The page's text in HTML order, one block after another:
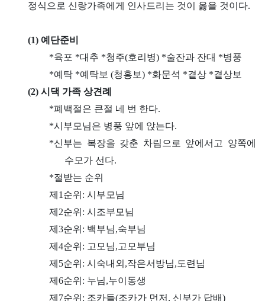
정식으로 신랑가족에게 인사드리는 것이 옳을 것이다.
(1) 예단준비
*육포 *대추 *청주(호리병) *술잔과 잔대 *병풍
*예탁 *예탁보 (청홍보) *화문석 *곁상 *곁상보
(2) 시댁 가족 상견례
*폐백절은 큰절 네 번 한다.
*시부모님은 병풍 앞에 앉는다.
*신부는 복장을 갖춘 차림으로 앞에서고 양쪽에
수모가 선다.
*절받는 순위
제1순위: 시부모님
제2순위: 시조부모님
제3순위: 백부님,숙부님
제4순위: 고모님,고모부님
제5순위: 시숙내외,작은서방님,도련님
제6순위: 누님,누이동생
제7순위: 조카들(조카가 먼저, 신부가 답배)